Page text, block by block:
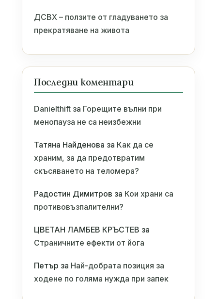
ДСВХ – ползите от гладуването за
прекратяване на живота
Последни коментари
Danielthiftза Горещите вълни при
менопауза не са неизбежни
Татяна Найденова за Как да се
храним, за да предотвратим
скъсяването на теломера?
Радостин Димитров за Кои храни са
противовъзпалителни?
ЦВЕТАН ЛАМБЕВ КРЪСТЕВ за
Страничните ефекти от йога
Петър за Най-добрата позиция за
ходене по голяма нужда при запек